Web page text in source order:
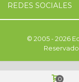
REDES SOCIALES
© 2005 - 2026
0